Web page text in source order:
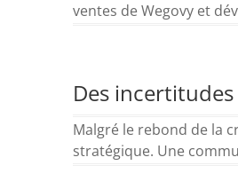
ventes de Wegovy et
Des
Malgré le rebond de la
stratégique. Une